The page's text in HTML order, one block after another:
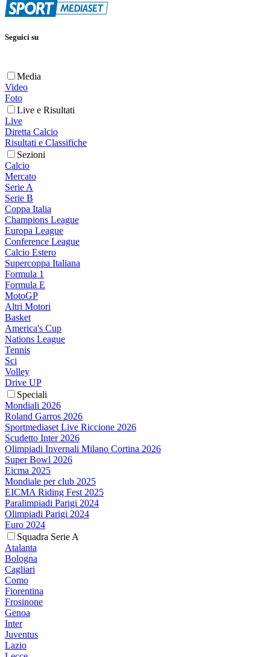
Seguici su
Media
Video
Foto
Live e Risultati
Live
Diretta Calcio
Risultati e Classifiche
Sezioni
Calcio
Mercato
Serie A
Serie B
Coppa Italia
Champions League
Europa League
Conference League
Calcio Estero
Supercoppa Italiana
Formula 1
Formula E
MotoGP
Altri Motori
Basket
America's Cup
Nations League
Tennis
Sci
Volley
Drive UP
Speciali
Mondiali 2026
Roland Garros 2026
Sportmediaset Live Riccione 2026
Scudetto Inter 2026
Olimpiadi Invernali Milano Cortina 2026
Super Bowl 2026
Eicma 2025
Mondiale per club 2025
EICMA Riding Fest 2025
Paralimpiadi Parigi 2024
Olimpiadi Parigi 2024
Euro 2024
Squadra Serie A
Atalanta
Bologna
Cagliari
Como
Fiorentina
Frosinone
Genoa
Inter
Juventus
Lazio